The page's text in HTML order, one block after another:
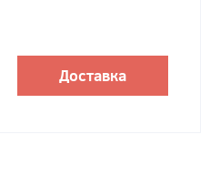
Доставка